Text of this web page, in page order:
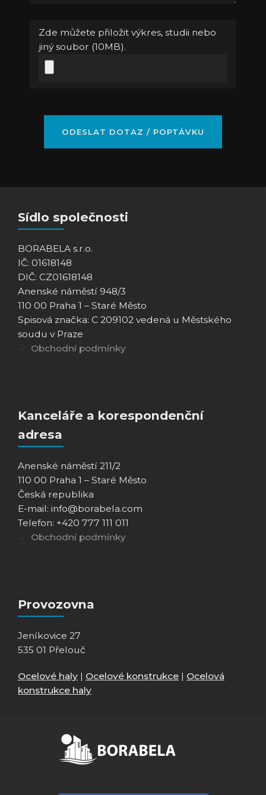
Zde můžete přiložit výkres, studii nebo
jiný soubor (10MB).
Sídlo společnosti
BORABELA s.r.o.
IČ: 01618148
DIČ: CZ01618148
Anenské náměstí 948/3
110 00 Praha 1 – Staré Město
Spisová značka: C 209102 vedená u Městského
soudu v Praze
Obchodní podmínky
Kanceláře a korespondenční
adresa
Anenské náměstí 211/2
110 00 Praha 1 – Staré Město
Česká republika
E-mail: info@borabela.com
Telefon: +420 777 111 011
Obchodní podmínky
Provozovna
Jeníkovice 27
535 01 Přelouč
Ocelové haly | Ocelové konstrukce | Ocelová
konstrukce haly